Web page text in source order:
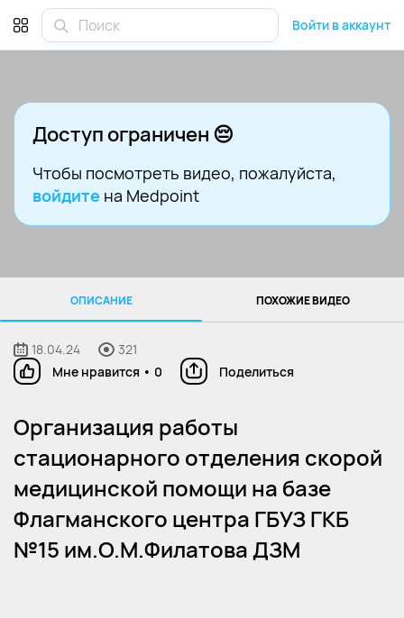
Войти в аккаунт
Доступ ограничен 😔
Чтобы посмотреть видео, пожалуйста,
войдите на Medpoint
ОПИСАНИЕ ПОХОЖИЕ ВИДЕО
18.04.24
321
Мне нравится • 0 Поделиться
Организация работы
стационарного отделения скорой
медицинской помощи на базе
Флагманского центра ГБУЗ ГКБ
№15 им.О.М.Филатова ДЗМ